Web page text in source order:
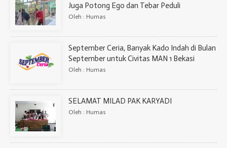
Juga Potong Ego dan Tebar Peduli
Oleh : Humas
September Ceria, Banyak Kado Indah di Bulan
September untuk Civitas MAN 1 Bekasi
Oleh : Humas
SELAMAT MILAD PAK KARYADI
Oleh : Humas